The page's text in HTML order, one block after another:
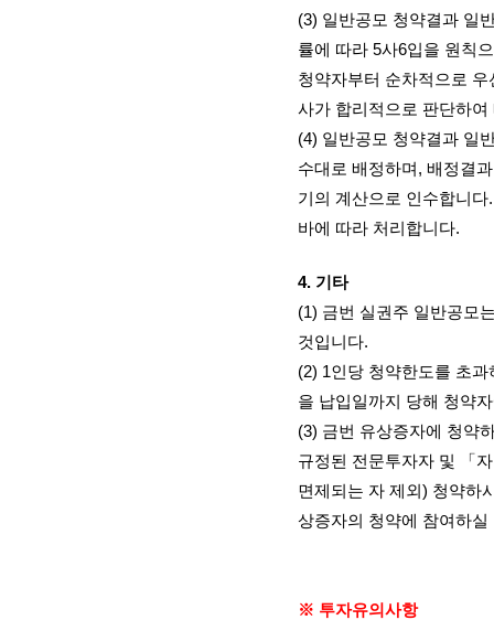
(3) 일반공모 청약결과 일
률에 따라 5사6입을 원칙
청약자부터 순차적으로 우
사가 합리적으로 판단하여
(4) 일반공모 청약결과 일
수대로 배정하며 , 배정결
기의 계산으로 인수합니다
바에 따라 처리합니다.
4. 기타
(1) 금번 실권주 일반공모
것입니다.
(2) 1인당 청약한도를 초
을 납입일까지 당해 청약
(3) 금번 유상증자에 청약
규정된 전문투자자 및 「
면제되는 자 제외 ) 청약하
상증자의 청약에 참여하
※ 투자유의사항